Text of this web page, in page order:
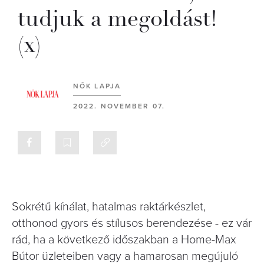
tudjuk a megoldást!
(x)
NŐK LAPJA
2022. NOVEMBER 07.
Sokrétű kínálat, hatalmas raktárkészlet,
otthonod gyors és stílusos berendezése - ez vár
rád, ha a következő időszakban a Home-Max
Bútor üzleteiben vagy a hamarosan megújuló